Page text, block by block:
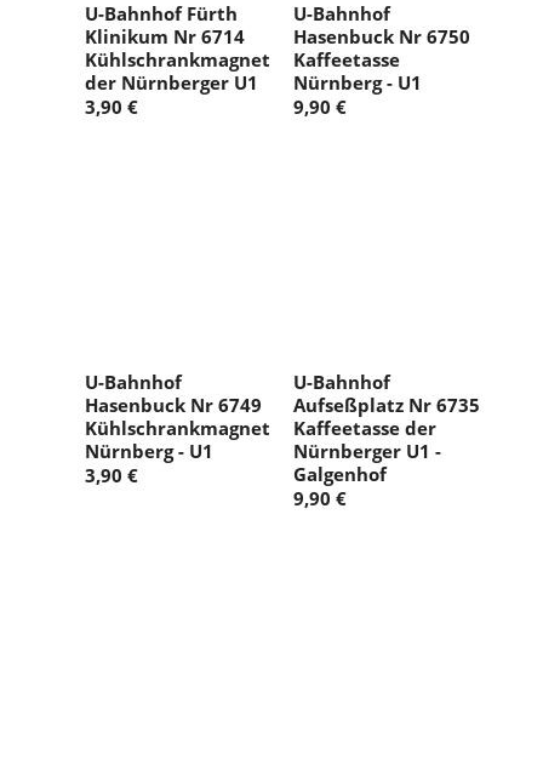
U-Bahnhof Fürth
Klinikum Nr 6714
Kühlschrankmagnet
der Nürnberger U1
3,90 €
U-Bahnhof
Hasenbuck Nr 6750
Kaffeetasse
Nürnberg - U1
9,90 €
U-Bahnhof
Hasenbuck Nr 6749
Kühlschrankmagnet
Nürnberg - U1
3,90 €
U-Bahnhof
Aufseßplatz Nr 6735
Kaffeetasse der
Nürnberger U1 -
Galgenhof
9,90 €